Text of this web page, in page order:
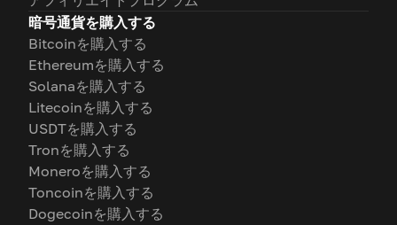
暗号通貨を購入する
Bitcoinを購入する
Ethereumを購入する
Solanaを購入する
Litecoinを購入する
USDTを購入する
Tronを購入する
Moneroを購入する
Toncoinを購入する
Dogecoinを購入する